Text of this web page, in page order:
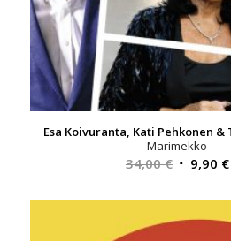
Esa Koivuranta, Kati Pehkonen
Marimekko
34,00€
oli:
34,00 €.
9,90 €